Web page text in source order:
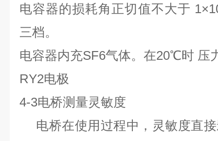
电容器的损耗角正切值不大于
三档。
电容器内充SF6气体。在20℃时 压
RY2电极
4-3电桥测量灵敏度
电桥在使用过程中，灵敏度直